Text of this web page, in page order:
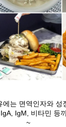
에는 면역인자와 성
IgM, 비타민 등
~